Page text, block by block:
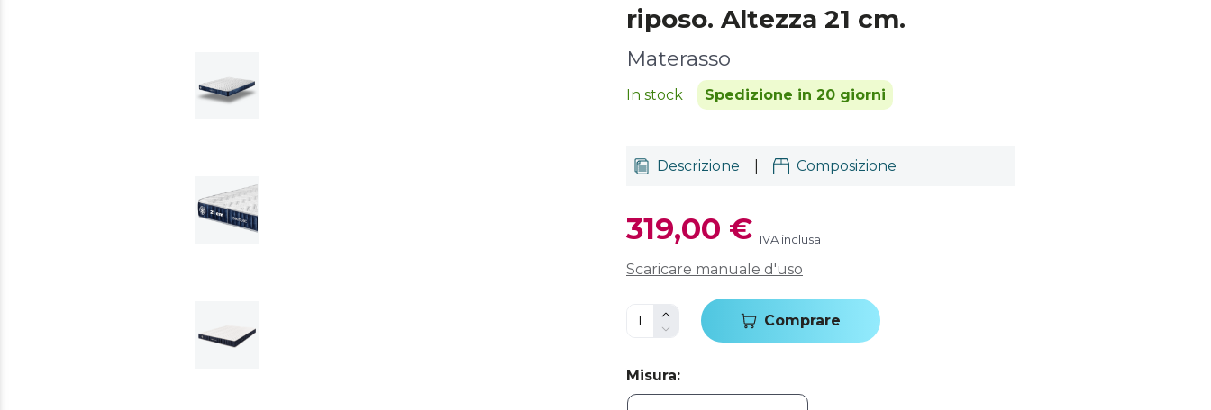
riposo. Altezza 21 cm.
Materasso
In stock Spedizione in 20 giorni
Descrizione Composizione
319,00 € IVA inclusa
Scaricare manuale d'uso
Comprare
Misura: